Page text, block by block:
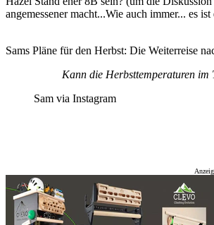
angemessener macht...Wie auch immer... es
Sams Pläne für den Herbst: Die Weiterreise
Kann die Herbsttemperaturen im
Sam via Instagram